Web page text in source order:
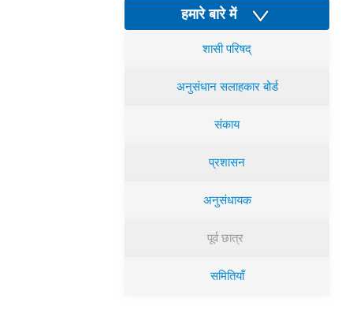
हमारे बारे में
शासी परिषद्
अनुसंधान सलाहकार बोर्ड
संकाय
प्रशासन
अनुसंधायक
पूर्व छात्र
समितियॉं